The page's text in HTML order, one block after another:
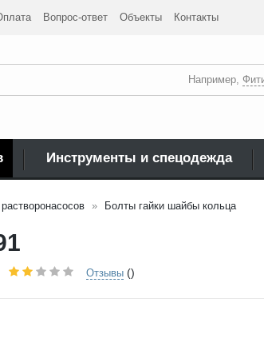
Вопрос-ответ Объекты Контакты
Например,
Инструменты и спецодежда
Болты гайки шайбы кольца
Отзывы ()